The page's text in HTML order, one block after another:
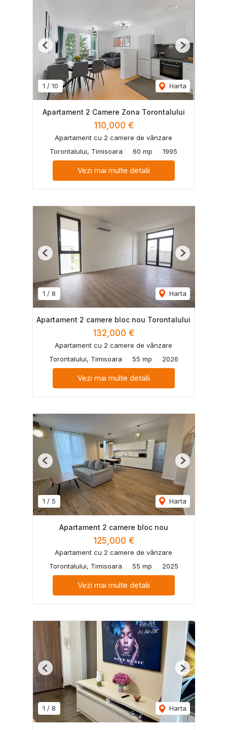
1 / 10 Harta
Previous Next
Apartament 2 Camere Zona Torontalului
110,000 €
Apartament cu 2 camere de vânzare
Torontalului, Timisoara
60 mp 1995
Vezi mai multe detalii
1 / 8 Harta
Previous Next
Apartament 2 camere bloc nou Torontalului
132,000 €
Apartament cu 2 camere de vânzare
Torontalului, Timisoara
55 mp 2026
Vezi mai multe detalii
1 / 5 Harta
Previous Next
Apartament 2 camere bloc nou
125,000 €
Apartament cu 2 camere de vânzare
Torontalului, Timisoara
55 mp 2025
Vezi mai multe detalii
1 / 8 Harta
Previous Next